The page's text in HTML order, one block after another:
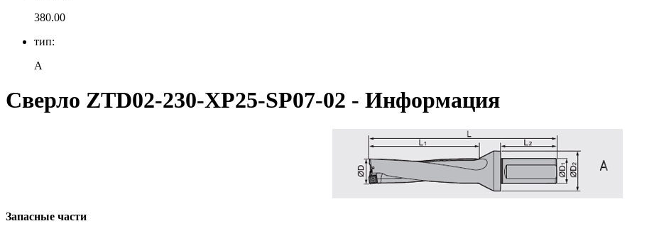
380.00
тип:
A
Сверло ZTD02-230-XP25-SP07-02 - Информация
Запасные части